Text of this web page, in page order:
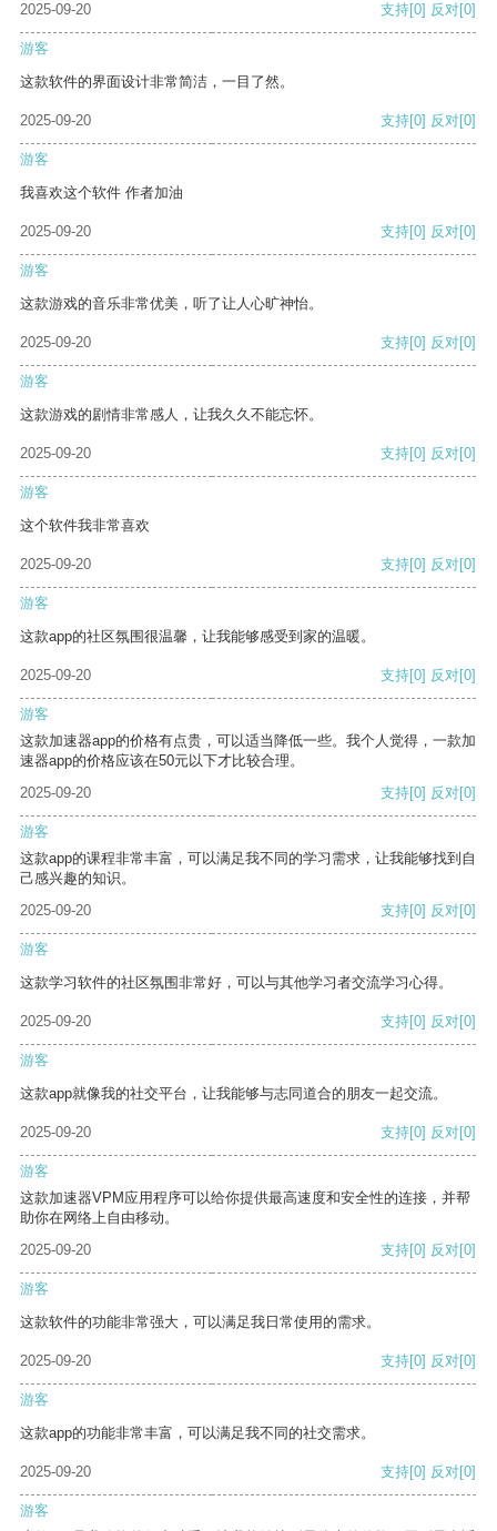
2025-09-20 支持[0] 反对[0]
游客
这款软件的界面设计非常简洁，一目了然。
2025-09-20 支持[0] 反对[0]
游客
我喜欢这个软件 作者加油
2025-09-20 支持[0] 反对[0]
游客
这款游戏的音乐非常优美，听了让人心旷神怡。
2025-09-20 支持[0] 反对[0]
游客
这款游戏的剧情非常感人，让我久久不能忘怀。
2025-09-20 支持[0] 反对[0]
游客
这个软件我非常喜欢
2025-09-20 支持[0] 反对[0]
游客
这款app的社区氛围很温馨，让我能够感受到家的温暖。
2025-09-20 支持[0] 反对[0]
游客
这款加速器app的价格有点贵，可以适当降低一些。我个人觉得，一款加
速器app的价格应该在50元以下才比较合理。
2025-09-20
支持[0] 反对[0]
游客
这款app的课程非常丰富，可以满足我不同的学习需求，让我能够找到自
己感兴趣的知识。
2025-09-20
支持[0] 反对[0]
游客
这款学习软件的社区氛围非常好，可以与其他学习者交流学习心得。
2025-09-20 支持[0] 反对[0]
游客
这款app就像我的社交平台，让我能够与志同道合的朋友一起交流。
2025-09-20 支持[0] 反对[0]
游客
这款加速器VPM应用程序可以给你提供最高速度和安全性的连接，并帮
助你在网络上自由移动。
2025-09-20
支持[0] 反对[0]
游客
这款软件的功能非常强大，可以满足我日常使用的需求。
2025-09-20 支持[0] 反对[0]
游客
这款app的功能非常丰富，可以满足我不同的社交需求。
2025-09-20 支持[0] 反对[0]
游客